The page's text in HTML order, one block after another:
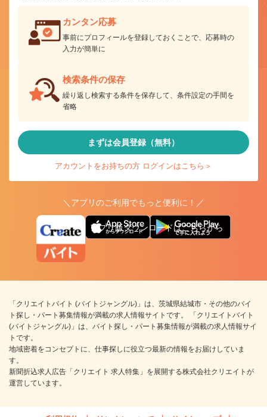
カンタン応募
事前にプロフィールを登録しておくことで、応募時の
入力が簡単に
検索条件の保存
繰り返し検索する条件を保存して、条件設定の手間を
省略
まずは会員登録（無料）
アカウントをお持ちの方 ログインはこちら＞
＼アプリのご利用でもっと便利に！／
アプリ版ダウンロードはこちらから
「クリエイトバイト (バイトジャングル)」は、茨城県結城市・その他のバイ
ト探し・パート募集情報が満載の求人情報サイトです。 「クリエイトバイト
(バイトジャングル)」は、バイト探し・パート募集情報が満載の求人情報サイ
トです。
地域密着をコンセプトに、仕事探しに役立つ最新の情報をお届けしていま
す。
新聞折込求人広告「クリエイト 求人特集」を展開する株式会社クリエイトが
運営しています。